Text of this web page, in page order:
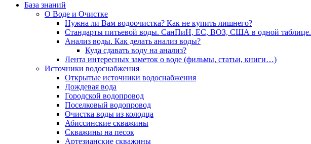
База знаний
О Воде и Очистке
Нужна ли Вам водоочистка? Как не купить лишнего?
Стандарты питьевой воды. СанПиН, ЕС, ВОЗ, США в одной таблице.
Анализ воды. Как делать анализ воды?
Куда сдавать воду на анализ?
Лента интересных заметок о воде (фильмы, статьи, книги…)
Источники водоснабжения
Открытые источники водоснабжения
Дождевая вода
Городской водопровод
Поселковый водопровод
Очистка воды из колодца
Абиссинские скважины
Скважины на песок
Артезианские скважины